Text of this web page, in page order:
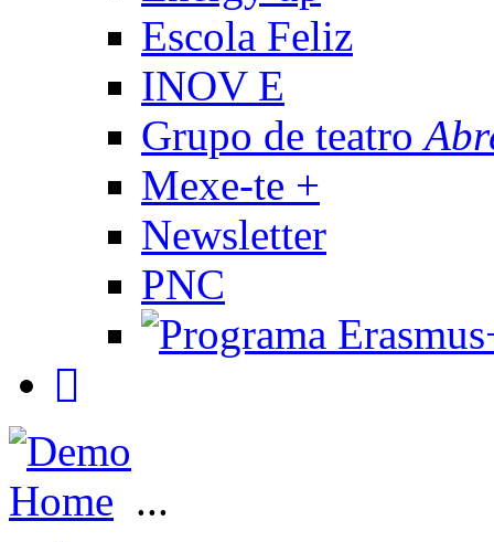
Escola Feliz
INOV E
Grupo de teatro
Mexe-te +
Newsletter
PNC
Home ...